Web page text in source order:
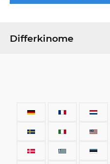
Differkinome